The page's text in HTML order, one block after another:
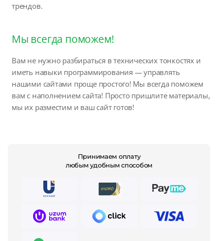
трендов.
Мы всегда поможем!
Вам не нужно разбираться в технических тонкостях и
иметь навыки программирования — управлять
нашими сайтами проще простого! Мы всегда поможем
вам с наполнением сайта! Просто пришлите материалы,
мы их разместим и ваш сайт готов!
Принимаем оплату
любым удобным способом